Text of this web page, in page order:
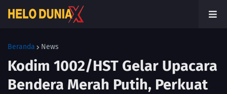
Beranda News
Kodim 1002/HST Gelar Upacara
Bendera Merah Putih, Perkuat